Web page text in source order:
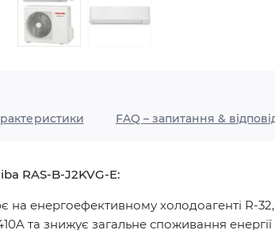
FAQ – запитання &
RAS-B-J2KVG-E:
на енергоефективному холодоагенті R-
та знижує загальне споживання енергії